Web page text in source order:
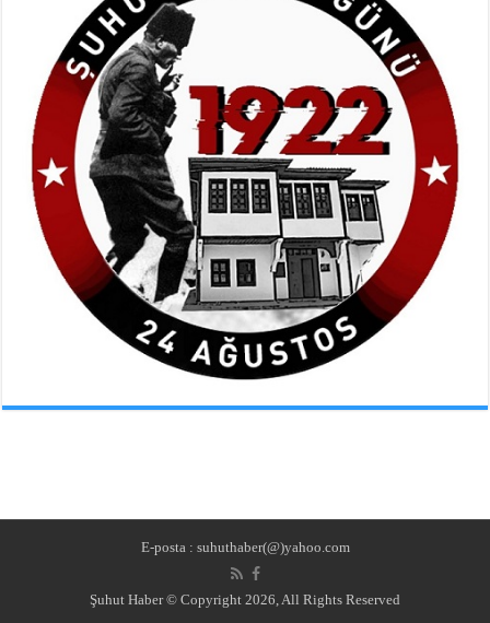
E-posta : suhuthaber(@)yahoo.com
Şuhut Haber © Copyright 2026, All Rights Reserved